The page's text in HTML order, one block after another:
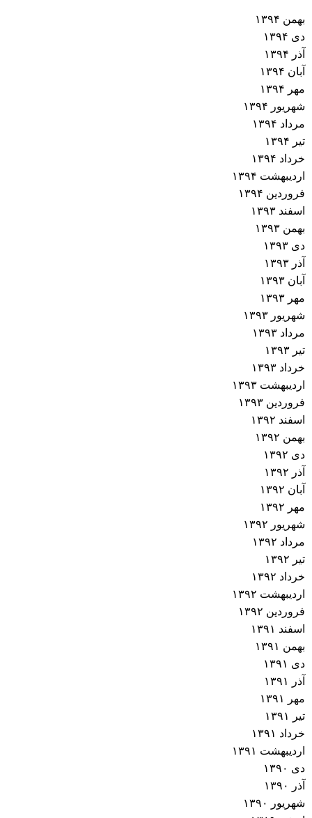
بهمن ۱۳۹۴
دی ۱۳۹۴
آذر ۱۳۹۴
آبان ۱۳۹۴
مهر ۱۳۹۴
شهریور ۱۳۹۴
مرداد ۱۳۹۴
تیر ۱۳۹۴
خرداد ۱۳۹۴
اردیبهشت ۱۳۹۴
فروردین ۱۳۹۴
اسفند ۱۳۹۳
بهمن ۱۳۹۳
دی ۱۳۹۳
آذر ۱۳۹۳
آبان ۱۳۹۳
مهر ۱۳۹۳
شهریور ۱۳۹۳
مرداد ۱۳۹۳
تیر ۱۳۹۳
خرداد ۱۳۹۳
اردیبهشت ۱۳۹۳
فروردین ۱۳۹۳
اسفند ۱۳۹۲
بهمن ۱۳۹۲
دی ۱۳۹۲
آذر ۱۳۹۲
آبان ۱۳۹۲
مهر ۱۳۹۲
شهریور ۱۳۹۲
مرداد ۱۳۹۲
تیر ۱۳۹۲
خرداد ۱۳۹۲
اردیبهشت ۱۳۹۲
فروردین ۱۳۹۲
اسفند ۱۳۹۱
بهمن ۱۳۹۱
دی ۱۳۹۱
آذر ۱۳۹۱
مهر ۱۳۹۱
تیر ۱۳۹۱
خرداد ۱۳۹۱
اردیبهشت ۱۳۹۱
دی ۱۳۹۰
آذر ۱۳۹۰
شهریور ۱۳۹۰